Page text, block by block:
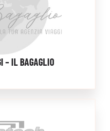
– IL BAGAGLIO